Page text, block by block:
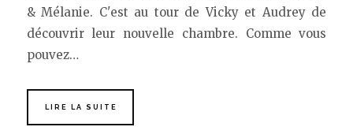
& Mélanie. C'est au tour de Vicky et Audrey de
découvrir leur nouvelle chambre. Comme vous
pouvez…
LIRE LA SUITE